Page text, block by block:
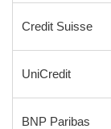
Credit Suisse
UniCredit
BNP Paribas